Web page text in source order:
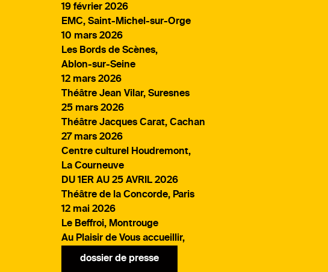
19 février 2026
EMC, Saint-Michel-sur-Orge
10 mars 2026
Les Bords de Scènes,
Ablon-sur-Seine
12 mars 2026
Théâtre Jean Vilar, Suresnes
25 mars 2026
Théâtre Jacques Carat, Cachan
27 mars 2026
Centre culturel Houdremont,
La Courneuve
DU 1ER AU 25 AVRIL 2026
Théâtre de la Concorde, Paris
12 mai 2026
Le Beffroi, Montrouge
Au Plaisir de Vous accueillir,
dossier de presse